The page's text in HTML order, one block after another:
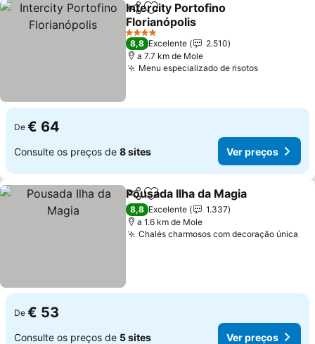
PartilharAdicionar aos favoritos
Intercity Portofino
Florianópolis
Ver preços
4 Estrelas
8,8 Excelente
2.510
a 7.7 km de Mole
Menu especializado de risotosVer preços
De € 64
Consulte os preços de 8 sites Ver preços
PartilharAdicionar aos favoritos
Pousada Ilha da Magia
8,8 Excelente
1.337
a 1.6 km de Mole
Chalés charmosos com decoração única
De € 53
Consulte os preços de 5 sites Ver preços